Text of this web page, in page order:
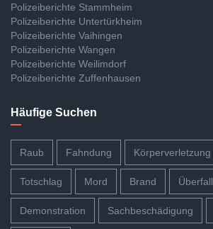
Polizeiberichte Stammheim
Polizeiberichte Untertürkheim
Polizeiberichte Vaihingen
Polizeiberichte Wangen
Polizeiberichte Weilimdorf
Polizeiberichte Zuffenhausen
Häufige Suchen
Raub Fahndung Körperverletzung
Totschlag Mord Brand Überfall
Demonstration Sachbeschädigung